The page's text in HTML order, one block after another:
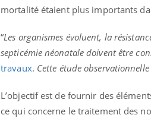
mortalité étaient plus importants
“Les organismes évoluent, la
septicémie néonatale doivent être
travaux. Cette étude
L’objectif est de fournir des
ce qui concerne le traitement des